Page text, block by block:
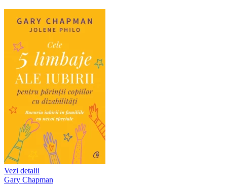
Vezi detalii
Gary Chapman